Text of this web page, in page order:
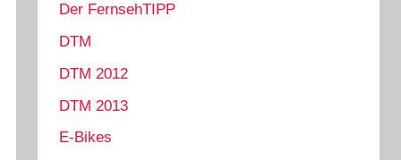
Der FernsehTIPP
DTM
DTM 2012
DTM 2013
E-Bikes